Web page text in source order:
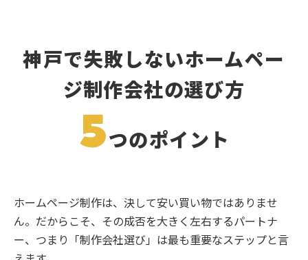
神戸で失敗しないホームペー
ジ制作会社の選び方
5つのポイント
ホームページ制作は、決して安い買い物ではありませ
ん。だからこそ、その成否を大きく左右するパートナ
ー、つまり「制作会社選び」は最も重要なステップと言